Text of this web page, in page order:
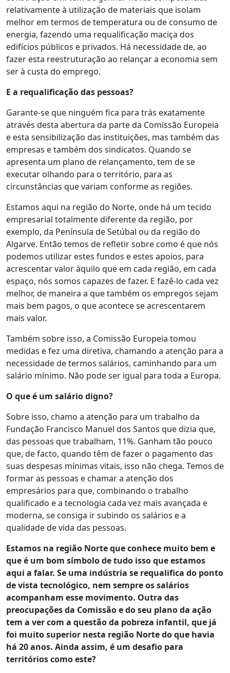
relativamente à utilização de materiais que isolam
melhor em termos de temperatura ou de consumo de
energia, fazendo uma requalificação maciça dos
edifícios públicos e privados. Há necessidade de, ao
fazer esta reestruturação ao relançar a economia sem
ser à custa do emprego.
E a requalificação das pessoas?
Garante-se que ninguém fica para trás exatamente
através desta abertura da parte da Comissão Europeia
e esta sensibilização das instituições, mas também das
empresas e também dos sindicatos. Quando se
apresenta um plano de relançamento, tem de se
executar olhando para o território, para as
circunstâncias que variam conforme as regiões.
Estamos aqui na região do Norte, onde há um tecido
empresarial totalmente diferente da região, por
exemplo, da Península de Setúbal ou da região do
Algarve. Então temos de refletir sobre como é que nós
podemos utilizar estes fundos e estes apoios, para
acrescentar valor àquilo que em cada região, em cada
espaço, nós somos capazes de fazer. E fazê-lo cada vez
melhor, de maneira a que também os empregos sejam
mais bem pagos, o que acontece se acrescentarem
mais valor.
Também sobre isso, a Comissão Europeia tomou
medidas e fez uma diretiva, chamando a atenção para a
necessidade de termos salários, caminhando para um
salário mínimo. Não pode ser igual para toda a Europa.
O que é um salário digno?
Sobre isso, chamo a atenção para um trabalho da
Fundação Francisco Manuel dos Santos que dizia que,
das pessoas que trabalham, 11%. Ganham tão pouco
que, de facto, quando têm de fazer o pagamento das
suas despesas mínimas vitais, isso não chega. Temos de
formar as pessoas e chamar a atenção dos
empresários para que, combinando o trabalho
qualificado e a tecnologia cada vez mais avançada e
moderna, se consiga ir subindo os salários e a
qualidade de vida das pessoas.
Estamos na região Norte que conhece muito bem e
que é um bom símbolo de tudo isso que estamos
aqui a falar. Se uma indústria se requalifica do ponto
de vista tecnológico, nem sempre os salários
acompanham esse movimento. Outra das
preocupações da Comissão e do seu plano da ação
tem a ver com a questão da pobreza infantil, que já
foi muito superior nesta região Norte do que havia
há 20 anos. Ainda assim, é um desafio para
territórios como este?